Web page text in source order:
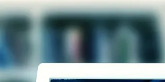
International økonomi
Europapolitik